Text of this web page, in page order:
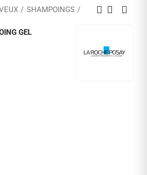
SHAMPOINGS
GEL